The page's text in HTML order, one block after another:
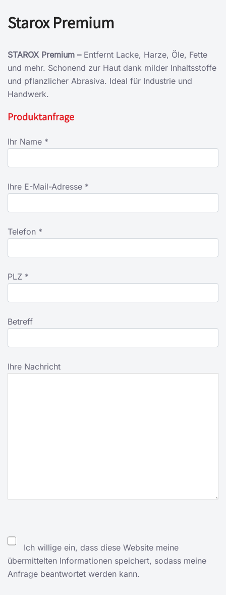
Starox Premium
STAROX Premium – Entfernt Lacke, Harze, Öle, Fette
und mehr. Schonend zur Haut dank milder Inhaltsstoffe
und pflanzlicher Abrasiva. Ideal für Industrie und
Handwerk.
Produktanfrage
Ihr Name *
Ihre E-Mail-Adresse *
Telefon *
PLZ *
Betreff
Ihre Nachricht
Ich willige ein, dass diese Website meine
übermittelten Informationen speichert, sodass meine
Anfrage beantwortet werden kann.